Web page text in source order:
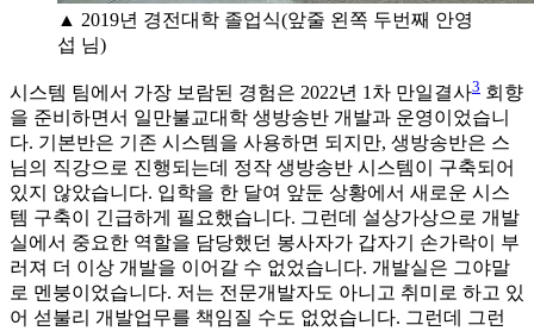
▲ 2019년 경전대학 졸업식(앞줄 왼쪽 두번째 안영
섭 님)
시스템 팀에서 가장 보람된 경험은 2022년 1차 만일결사3 회향
을 준비하면서 일만불교대학 생방송반 개발과 운영이었습니
다. 기본반은 기존 시스템을 사용하면 되지만, 생방송반은 스
님의 직강으로 진행되는데 정작 생방송반 시스템이 구축되어
있지 않았습니다. 입학을 한 달여 앞둔 상황에서 새로운 시스
템 구축이 긴급하게 필요했습니다. 그런데 설상가상으로 개발
실에서 중요한 역할을 담당했던 봉사자가 갑자기 손가락이 부
러져 더 이상 개발을 이어갈 수 없었습니다. 개발실은 그야말
로 멘붕이었습니다. 저는 전문개발자도 아니고 취미로 하고 있
어 섣불리 개발업무를 책임질 수도 없었습니다. 그런데 그런